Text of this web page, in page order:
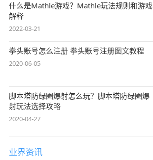
什么是Mathle游戏？Mathle玩法规则和游戏
解释
2022-03-21
拳头账号怎么注册 拳头账号注册图文教程
2020-06-05
脚本塔防绿圈爆射怎么玩？脚本塔防绿圈爆
射玩法选择攻略
2020-04-27
业界资讯